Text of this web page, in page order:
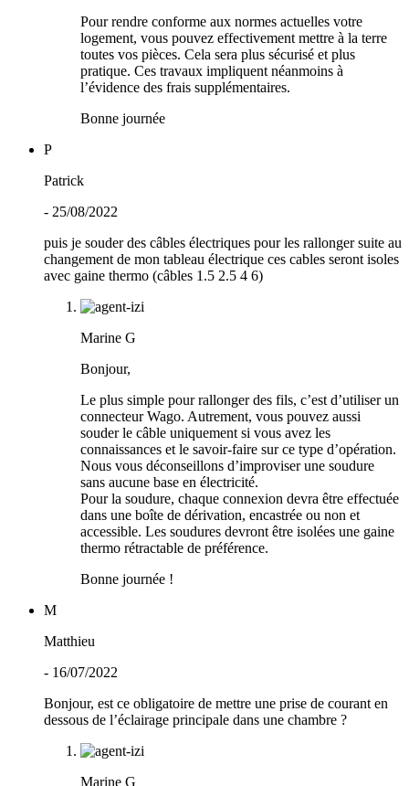
Pour rendre conforme aux normes actuelles votre
logement, vous pouvez effectivement mettre à la terre
toutes vos pièces. Cela sera plus sécurisé et plus
pratique. Ces travaux impliquent néanmoins à
l’évidence des frais supplémentaires.
Bonne journée
P
Patrick
- 25/08/2022
puis je souder des câbles électriques pour les rallonger suite au
changement de mon tableau électrique ces cables seront isoles
avec gaine thermo (câbles 1.5 2.5 4 6)
Marine G
Bonjour,
Le plus simple pour rallonger des fils, c’est d’utiliser un
connecteur Wago. Autrement, vous pouvez aussi
souder le câble uniquement si vous avez les
connaissances et le savoir-faire sur ce type d’opération.
Nous vous déconseillons d’improviser une soudure
sans aucune base en électricité.
Pour la soudure, chaque connexion devra être effectuée
dans une boîte de dérivation, encastrée ou non et
accessible. Les soudures devront être isolées une gaine
thermo rétractable de préférence.
Bonne journée !
M
Matthieu
- 16/07/2022
Bonjour, est ce obligatoire de mettre une prise de courant en
dessous de l’éclairage principale dans une chambre ?
Marine G